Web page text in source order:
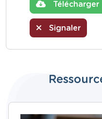
Télécharger
Signaler